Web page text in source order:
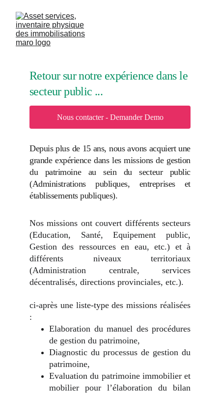
Retour sur notre expérience dans le
secteur public ...
Depuis plus de 15 ans, nous avons acquiert une
grande expérience dans les missions de gestion
du patrimoine au sein du secteur public
(Administrations publiques, entreprises et
établissements publiques).
Nos missions ont couvert différents secteurs
(Education, Santé, Equipement public,
Gestion des ressources en eau, etc.) et à
différents niveaux territoriaux
(Administration centrale, services
décentralisés, directions provinciales, etc.).
ci-après une liste-type des missions réalisées
:
Elaboration du manuel des procédures
de gestion du patrimoine,
Diagnostic du processus de gestion du
patrimoine,
Evaluation du patrimoine immobilier et
mobilier pour l’élaboration du bilan
Nous contacter - Demander Demo